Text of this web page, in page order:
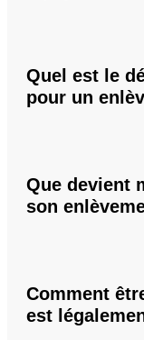
Quel est le
pour un
Que devient
son
Comment
est